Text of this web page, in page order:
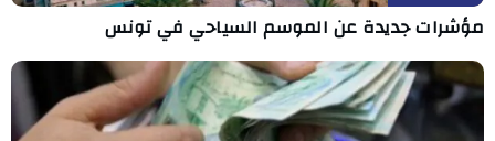
مؤشرات جديدة عن الموسم السياحي في تونس